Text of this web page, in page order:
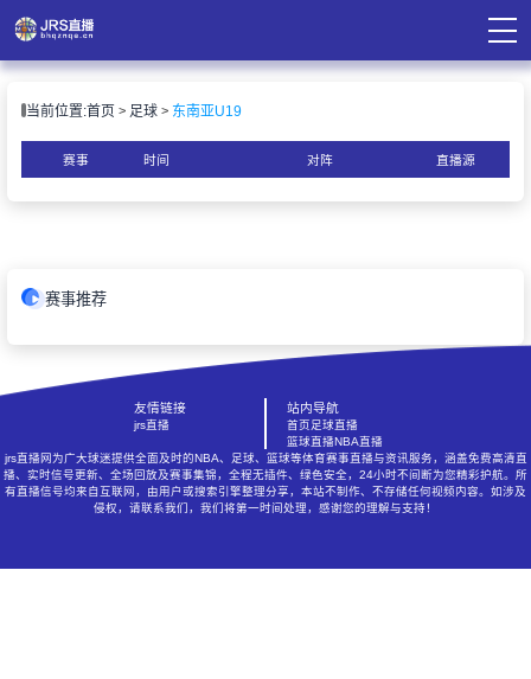
播
播
当前位置:首页 足球 东南亚U19
赛事 时间 对阵 直播源
赛事推荐
友情链接
jrs直播
站内导航
首页足球直播
篮球直播NBA直播
jrs直播网为广大球迷提供全面及时的NBA、足球、篮球等体育赛事直播与资讯服务，涵盖免费高清直
播、实时信号更新、全场回放及赛事集锦，全程无插件、绿色安全，24小时不间断为您精彩护航。所
有直播信号均来自互联网，由用户或搜索引擎整理分享，本站不制作、不存储任何视频内容。如涉及
侵权，请联系我们，我们将第一时间处理，感谢您的理解与支持！